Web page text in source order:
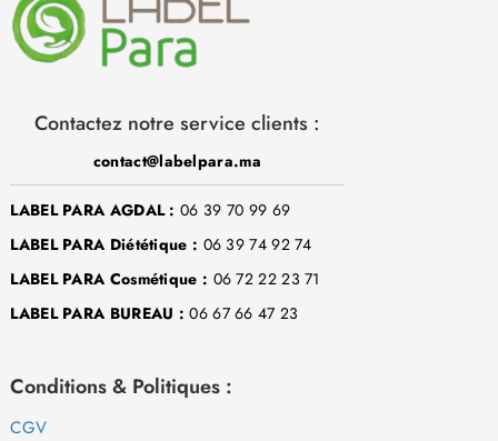
Contactez notre service clients :
contact@labelpara.ma
LABEL PARA AGDAL : 06 39 70 99 69
LABEL PARA Diététique : 06 39 74 92 74
LABEL PARA Cosmétique : 06 72 22 23 71
LABEL PARA BUREAU : 06 67 66 47 23
Conditions & Politiques :
CGV